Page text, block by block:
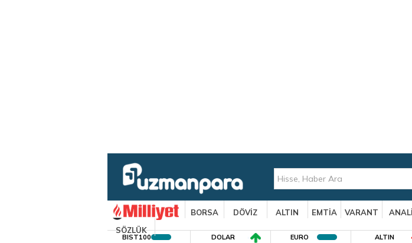
BORSA DÖVİZ ALTIN EMTİA VARANT
SÖZLÜK
BIST100 DOLAR EURO ALTIN